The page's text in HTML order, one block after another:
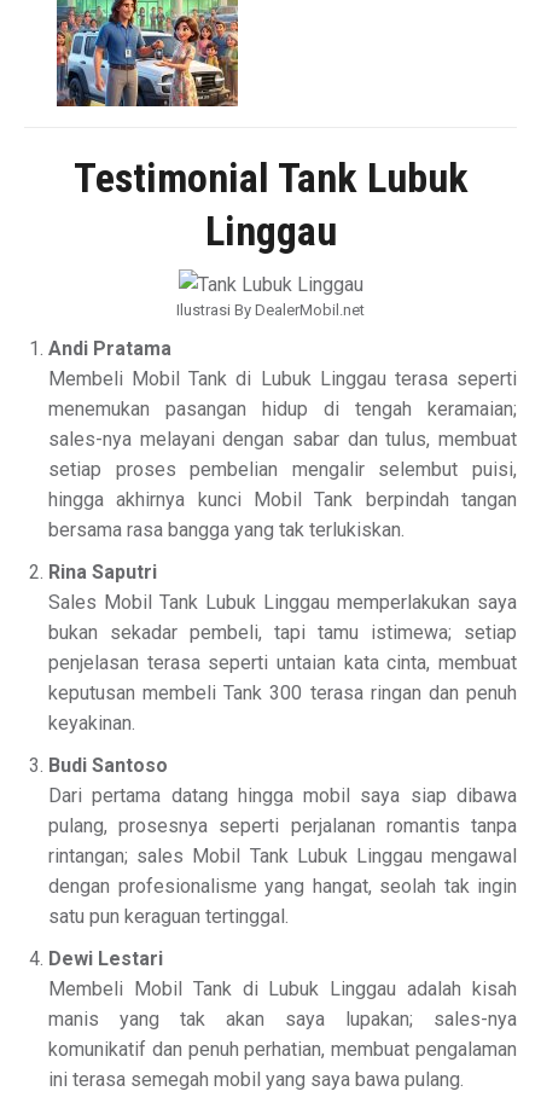
Testimonial Tank Lubuk
Linggau
Ilustrasi By DealerMobil.net
Andi Pratama
Membeli Mobil Tank di Lubuk Linggau terasa seperti
menemukan pasangan hidup di tengah keramaian;
sales-nya melayani dengan sabar dan tulus, membuat
setiap proses pembelian mengalir selembut puisi,
hingga akhirnya kunci Mobil Tank berpindah tangan
bersama rasa bangga yang tak terlukiskan.
Rina Saputri
Sales Mobil Tank Lubuk Linggau memperlakukan saya
bukan sekadar pembeli, tapi tamu istimewa; setiap
penjelasan terasa seperti untaian kata cinta, membuat
keputusan membeli Tank 300 terasa ringan dan penuh
keyakinan.
Budi Santoso
Dari pertama datang hingga mobil saya siap dibawa
pulang, prosesnya seperti perjalanan romantis tanpa
rintangan; sales Mobil Tank Lubuk Linggau mengawal
dengan profesionalisme yang hangat, seolah tak ingin
satu pun keraguan tertinggal.
Dewi Lestari
Membeli Mobil Tank di Lubuk Linggau adalah kisah
manis yang tak akan saya lupakan; sales-nya
komunikatif dan penuh perhatian, membuat pengalaman
ini terasa semegah mobil yang saya bawa pulang.